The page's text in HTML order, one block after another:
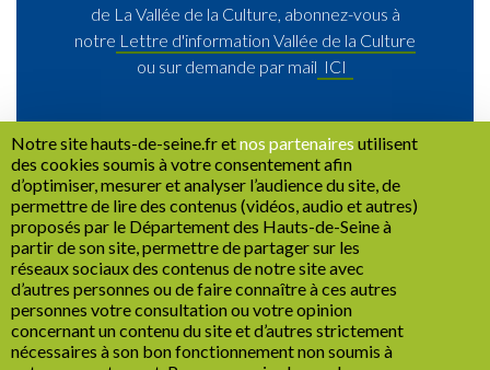
de La Vallée de la Culture, abonnez-vous à
notre Lettre d'information Vallée de la Culture
ou sur demande par mail ICI
RETOUR
Recrutement Marchés publics Mentions légales
Notre site hauts-de-seine.fr etnos partenaires utilisent
des cookies soumis à votre consentement afin
d’optimiser, mesurer et analyser l’audience du site, de
permettre de lire des contenus (vidéos, audio et autres)
proposés par le Département des Hauts-de-Seine à
partir de son site, permettre de partager sur les
réseaux sociaux des contenus de notre site avec
d’autres personnes ou de faire connaître à ces autres
personnes votre consultation ou votre opinion
concernant un contenu du site et d’autres strictement
nécessaires à son bon fonctionnement non soumis à